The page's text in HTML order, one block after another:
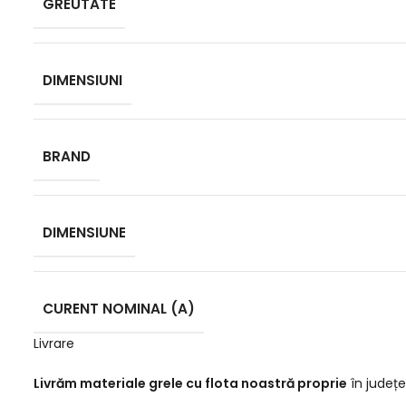
GREUTATE
DIMENSIUNI
BRAND
DIMENSIUNE
CURENT NOMINAL (A)
Livrare
Livrăm materiale grele cu flota noastră proprie în